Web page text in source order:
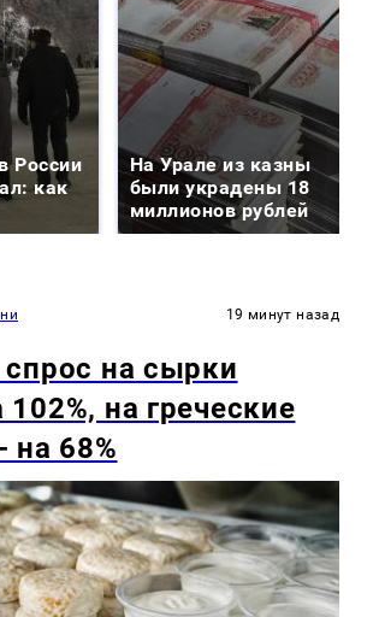
России
как
На Урале из казны
были украдены 18
миллионов рублей
19 минут назад
на сырки
на греческие
на 68%